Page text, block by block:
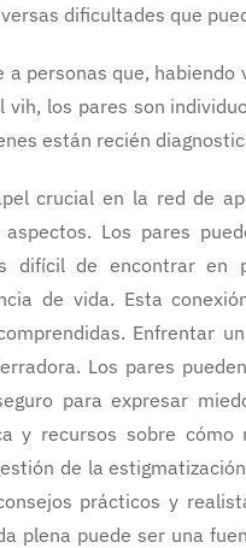
dificultades que
a personas que,
vih, los pares son
están recién
crucial en la red de
Los pares
difícil de encontrar en
de vida. Esta
Enfrentar
Los pares
para expresar
y recursos sobre
de la
prácticos y
plena puede ser una